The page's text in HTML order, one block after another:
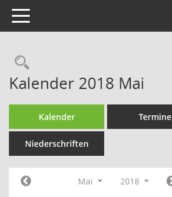
Toggle navigation
Rechercheauswahl
Kalender 2018 Mai
Kalender Termine
Niederschriften
Mai 2018